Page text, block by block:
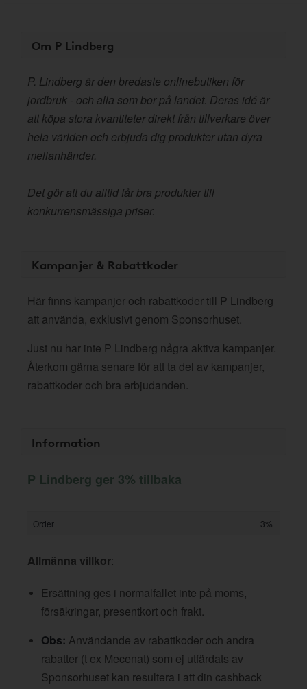
Om P Lindberg
P. Lindberg är den bredaste onlinebutiken för
jordbruk - och alla som bor på landet. Deras idé är
att köpa stora kvantiteter direkt från tillverkare över
hela världen och erbjuda dig produkter utan dyra
mellanhänder.
Det gör att du alltid får bra produkter till
konkurrensmässiga priser.
Kampanjer & Rabattkoder
Här finns kampanjer och rabattkoder till P Lindberg
att använda, exklusivt genom Sponsorhuset.
Just nu har inte P Lindberg några aktiva kampanjer.
Återkom gärna senare för att ta del av kampanjer,
rabattkoder och bra erbjudanden.
Information
P Lindberg ger 3% tillbaka
Order 3%
Allmänna villkor:
Ersättning ges i normalfallet inte på moms,
försäkringar, presentkort och frakt.
Obs: Användande av rabattkoder och andra
rabatter (t ex Mecenat) som ej utfärdats av
Sponsorhuset kan resultera i att din cashback